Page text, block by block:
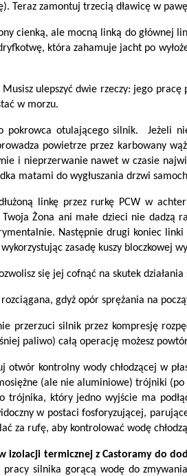
Teraz zamontuj trzecią dławicę w
cienką, ale mocną linką do głównej
która zahamuje jacht po
Musisz ulepszyć dwie rzeczy: jego
w morzu.
pokrowca otulającego silnik. Jeżeli
powietrze przez karbowany
i nieprzerwanie nawet w czasie
matami do wygłuszania drzwi
linkę przez rurkę PCW w
Żona ani małe dzieci nie
Następnie drugi koniec
zasadę kuszy bloczkowej
się jej cofnąć na skutek
gdyż opór sprężania na
przerzuci silnik przez kompresję
paliwo) całą operację możesz
otwór kontrolny wody chłodzącej w
(ale nie aluminiowe) trójniki
który jedno wyjście ma
w postaci fosforyzującej,
za rufę, aby kontrolować wodę
izolacji termicznej z Castoramy do
silnika gorącą wodę do